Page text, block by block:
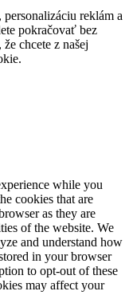
reklám a
pokračovať bez
chcete z našej
while you
cookies that are
as they are
of the website. We
and understand how
in your browser
to opt-out of these
may affect your